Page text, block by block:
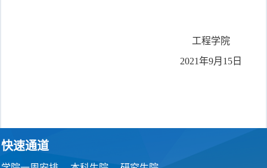
工程学院
2021年9月15日
快速通道